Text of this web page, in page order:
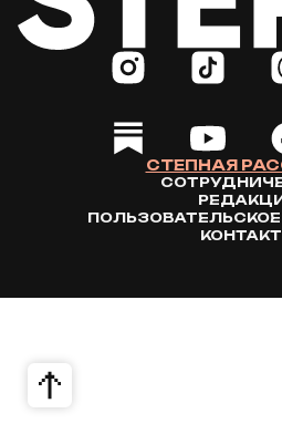
СТЕПНАЯ